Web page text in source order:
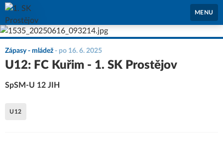
1. SK Prostějov
MENU
Zápasy - mládež - po 16. 6. 2025
U12: FC Kuřim - 1. SK Prostějov
SpSM-U 12 JIH
U12